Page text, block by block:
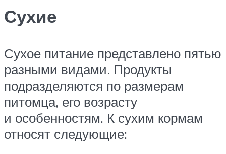
Сухие
Сухое питание представлено пятью
разными видами. Продукты
подразделяются по размерам
питомца, его возрасту
и особенностям. К сухим кормам
относят следующие: